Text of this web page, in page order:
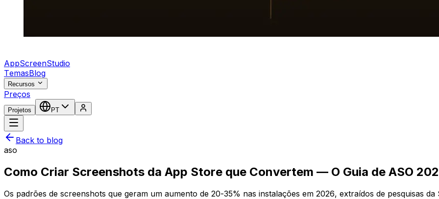
AppScreenStudio
TemasBlog
Recursos
Preços
Projetos PT
Back to blog
aso
Como Criar Screenshots da App Store que Convertem — O Guia de ASO
Os padrões de screenshots que geram um aumento de 20-35% nas instalações em 2026, extraídos de pesquisas